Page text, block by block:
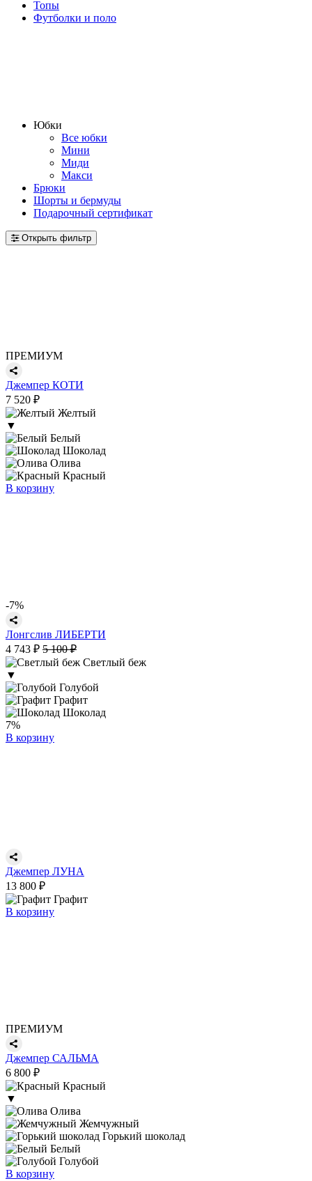
Топы
Футболки и поло
Юбки
Все юбки
Мини
Миди
Макси
Брюки
Шорты и бермуды
Подарочный сертификат
Открыть фильтр
ПРЕМИУМ
Джемпер КОТИ
7 520 ₽
Желтый
▼
Белый
Шоколад
Олива
Красный
В корзину
-7%
Лонгслив ЛИБЕРТИ
4 743 ₽ 5 100 ₽
Светлый беж
▼
Голубой
Графит
Шоколад
7%
В корзину
Джемпер ЛУНА
13 800 ₽
Графит
В корзину
ПРЕМИУМ
Джемпер САЛЬМА
6 800 ₽
Красный
▼
Олива
Жемчужный
Горький шоколад
Белый
Голубой
В корзину